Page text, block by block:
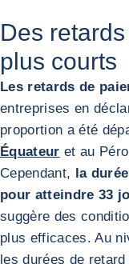
Des
plus courts
Les retards de
entreprises en
proportion a été
Équateur et au
Cependant, la
pour atteindre 33
suggère des
plus efficaces. Au
les durées de